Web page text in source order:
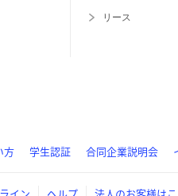
リース
方 学生認証 合同企業説明会